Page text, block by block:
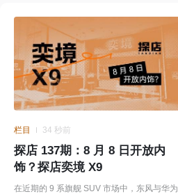
栏目 34 秒前
探店 137期：8 月 8 日开放内
饰？探店奕境 X9
在近期的 9 系旗舰 SUV 市场中，东风与华为